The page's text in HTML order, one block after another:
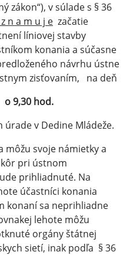
zákon“), v súlade s § 36
n a m u j e začatie
líniovej stavby
konania a súčasne
návrhu ústne
zisťovaním, na deň
o 9,30 hod.
v Dedine Mládeže.
môžu svoje námietky a
pri ústnom
prihliadnuté. Na
účastníci konania
konaní sa neprihliadne
lehote môžu
orgány štátnej
sietí, inak podľa § 36